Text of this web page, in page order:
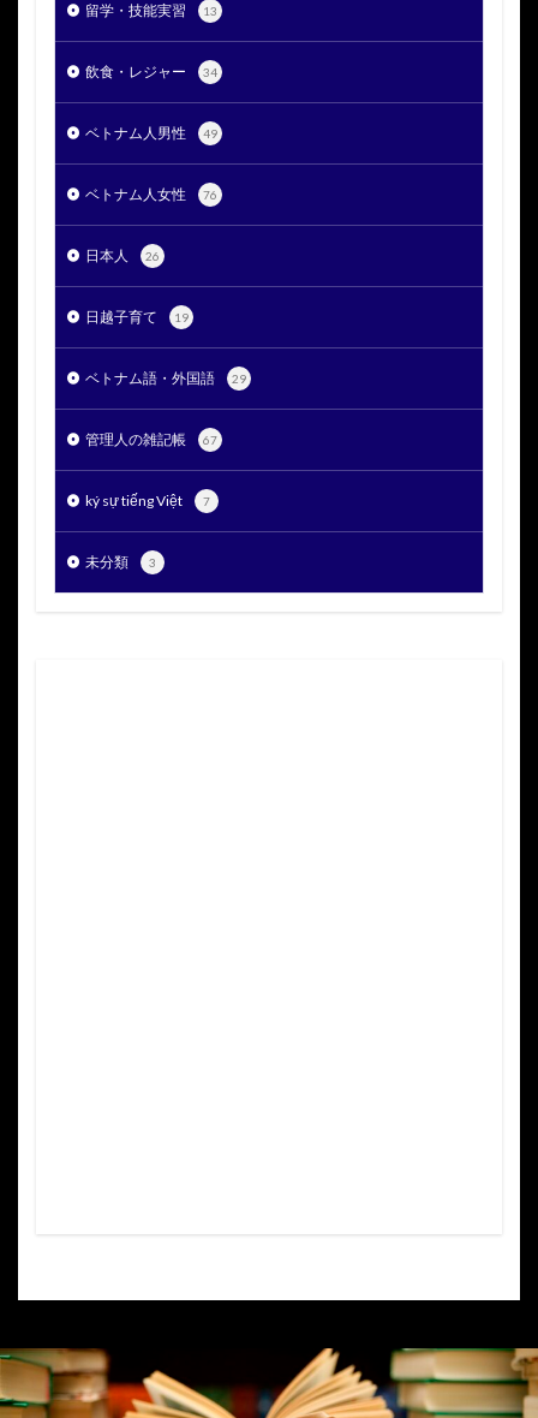
留学・技能実習 13
飲食・レジャー 34
ベトナム人男性 49
ベトナム人女性 76
日本人 26
日越子育て 19
ベトナム語・外国語 29
管理人の雑記帳 67
ký sự tiếng Việt 7
未分類 3